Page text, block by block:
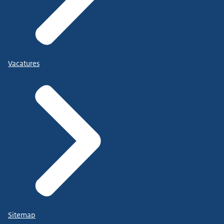
Vacatures
Sitemap